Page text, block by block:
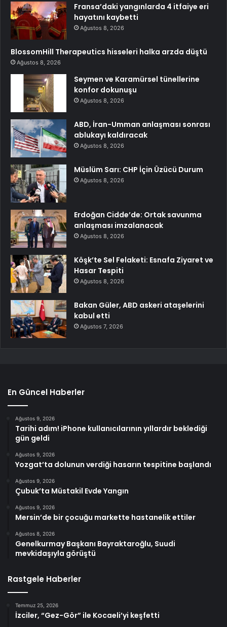
Fransa’daki yangınlarda 4 itfaiye eri
hayatını kaybetti
Ağustos 8, 2026
BlossomHill Therapeutics hisseleri halka arzda düştü
Ağustos 8, 2026
Seymen ve Karamürsel tünellerine
konfor dokunuşu
Ağustos 8, 2026
ABD, İran-Umman anlaşması sonrası
ablukayı kaldıracak
Ağustos 8, 2026
Müslüm Sarı: CHP İçin Üzücü Durum
Ağustos 8, 2026
Erdoğan Cidde’de: Ortak savunma
anlaşması imzalanacak
Ağustos 8, 2026
Köşk’te Sel Felaketi: Esnafa Ziyaret ve
Hasar Tespiti
Ağustos 8, 2026
Bakan Güler, ABD askeri ataşelerini
kabul etti
Ağustos 7, 2026
En Güncel Haberler
Ağustos 9, 2026
Tarihi adım! iPhone kullanıcılarının yıllardır beklediği
gün geldi
Ağustos 9, 2026
Yozgat’ta dolunun verdiği hasarın tespitine başlandı
Ağustos 9, 2026
Çubuk’ta Müstakil Evde Yangın
Ağustos 9, 2026
Mersin’de bir çocuğu markette hastanelik ettiler
Ağustos 8, 2026
Genelkurmay Başkanı Bayraktaroğlu, Suudi
mevkidaşıyla görüştü
Rastgele Haberler
Temmuz 25, 2026
İzciler, “Gez-Gör” ile Kocaeli’yi keşfetti